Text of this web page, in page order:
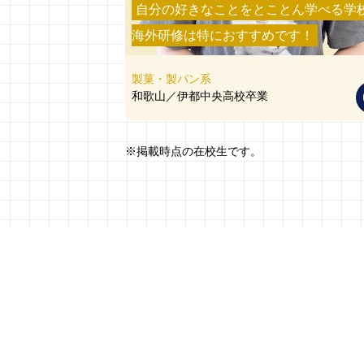
自分の好きなことをとことん学べる学
海外研修は特におすすめです！
製菓・製パン系
和歌山／伊都中央高校卒業
※掲載時点の在校生です。